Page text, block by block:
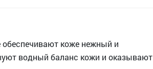
коже нежный и
водный баланс кожи и оказывают